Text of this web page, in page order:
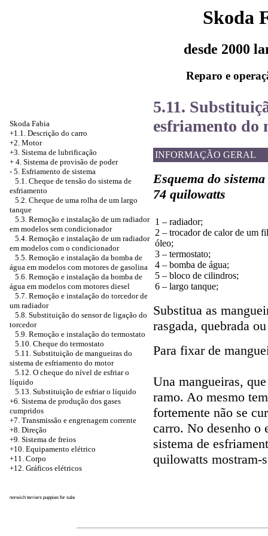
Skoda
desde 2000
Reparo e
Skoda Fabia
+1.1. Descrição do carro
+2. Motor
+3. Sistema de lubrificação
+ 4. Sistema de provisão de poder
- 5. Esfriamento de sistema
5.1. Cheque de tensão do sistema de
esfriamento
5.2. Cheque de uma rolha de um largo
tanque
5.3. Remoção e instalação de um radiador
em modelos sem condicionador
5.4. Remoção e instalação de um radiador
em modelos com o condicionador
5.5. Remoção e instalação da bomba de
água em modelos com motores de gasolina
5.6. Remoção e instalação da bomba de
água em modelos com motores diesel
5.7. Remoção e instalação do torcedor de
um radiador
5.8. Substituição do sensor de ligação do
torcedor
5.9. Remoção e instalação do termostato
5.10. Cheque do termostato
5.11. Substituição de mangueiras do
sistema de esfriamento do motor
5.12. O cheque do nível de esfriar o
líquido
5.13. Substituição de esfriar o líquido
+6. Sistema de produção dos gases
cumpridos
+7. Transmissão e engrenagem corrente
+8. Direção
+9. Sistema de freios
+10. Equipamento elétrico
+11. Corpo
+12. Gráficos elétricos
norwich terriers puppies for sale
5.11.
esfriamento do
INFORMAÇÃO GERAL
Esquema do
74 quilowatts
1 – radiador;
2 – trocador de calor de um
óleo;
3 – termostato;
4 – bomba de água;
5 – bloco de cilindros;
6 – largo tanque;
Substitua as
rasgada, quebrada
Para fixar de
Una mangueiras,
ramo. Ao mesmo
fortemente não se
carro. No desenho o
sistema de
quilowatts mostram-